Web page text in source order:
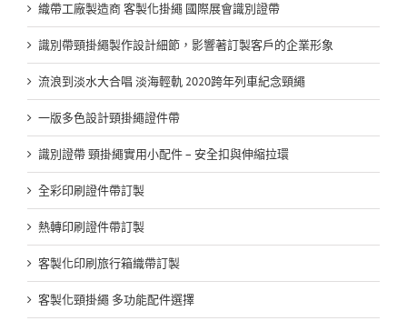
織帶工廠製造商 客製化掛繩 國際展會識別證帶
識別帶頸掛繩製作設計細節，影響著訂製客戶的企業形象
流浪到淡水大合唱 淡海輕軌 2020跨年列車紀念頸繩
一版多色設計頸掛繩證件帶
識別證帶 頸掛繩實用小配件 – 安全扣與伸縮拉環
全彩印刷證件帶訂製
熱轉印刷證件帶訂製
客製化印刷旅行箱織帶訂製
客製化頸掛繩 多功能配件選擇